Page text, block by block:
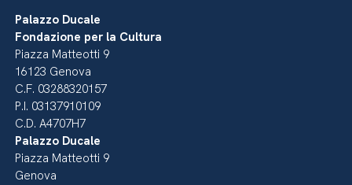
Palazzo Ducale
Fondazione per la Cultura
Piazza Matteotti 9
16123 Genova
C.F. 03288320157
P.I. 03137910109
C.D. A4707H7
Palazzo Ducale
Piazza Matteotti 9
Genova